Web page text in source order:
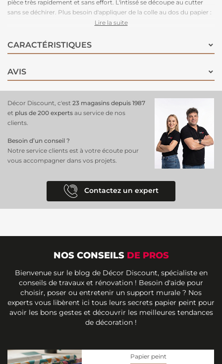
pièce très rapidement et sans effort. L'intissé se découpe au cutter
sans se déchirer. Plus besoin d'appliquer de la colle au dos du papier :
la colle est à appliquer uniquement sur le mur, au rouleau et au
papier peint adhère sur le mur facilement et sans se déchirer au
contact de la colle. Fabriqué en Union Européenne. Ce papier peint
Lire la suite
CARACTÉRISTIQUES
AVIS
Décor Discount, c'est 23 magasins depuis 1987
et plus de 200 experts au service de nos
clients.
Besoin d’un conseil ?
Notre service clients est à votre écoute pour
vous accompagner dans vos projets.
Contactez un expert
NOS CONSEILS DE PROS
Bienvenue sur le blog de Décor Discount, spécialiste en
conseils de travaux et rénovation ! Besoin d'aide pour
choisir, poser ou entretenir un support murale ? Nos
experts vous libèrent ici tous leurs secrets papier peint pour
avoir les bons gestes et découvrir les meilleures tendances
de décoration !
Papier peint